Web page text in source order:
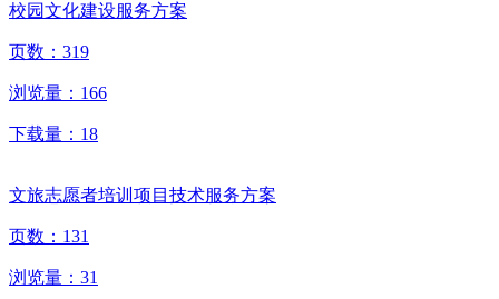
校园文化建设服务方案
页数： 319
浏览量： 166
下载量： 18
文旅志愿者培训项目技术服务方案
页数： 131
浏览量： 31